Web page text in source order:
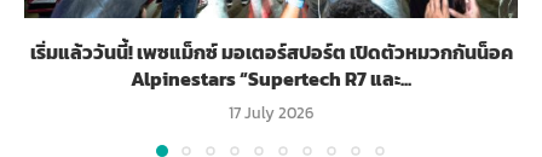
เริ่มแล้ววันนี้! เพซแม็กซ์ มอเตอร์สปอร์ต เปิดตัวหมวกกันน็อค
Alpinestars “Supertech R7 และ...
17 July 2026